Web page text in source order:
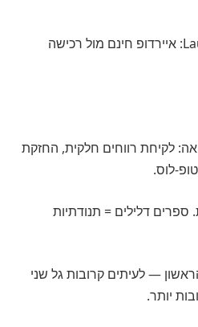
הבן את פורמט ה-Launchpad: איירדופ חינם מול רכישה
לקיחת רווחים חלקית, החזקת
לוס.
ספרים דלילים = תנודתיות
— לעיתים קרובות גל שני
יותר.